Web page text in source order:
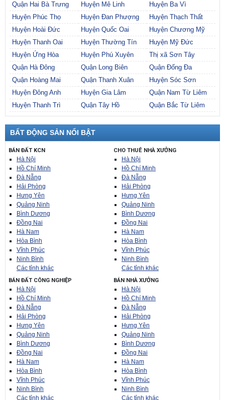
Quận Hai Bà Trưng
Huyện Mê Linh
Huyện Ba Vì
Huyện Phúc Thọ
Huyện Đan Phượng
Huyện Thạch Thất
Huyện Hoài Đức
Huyện Quốc Oai
Huyện Chương Mỹ
Huyện Thanh Oai
Huyện Thường Tín
Huyện Mỹ Đức
Huyện Ứng Hòa
Huyện Phú Xuyên
Thị xã Sơn Tây
Quận Hà Đông
Quận Long Biên
Quận Đống Đa
Quận Hoàng Mai
Quận Thanh Xuân
Huyện Sóc Sơn
Huyện Đông Anh
Huyện Gia Lâm
Quận Nam Từ Liêm
Huyện Thanh Trì
Quận Tây Hồ Quận Bắc Từ Liêm
BẤT ĐỘNG SẢN NỔI BẬT
BÁN ĐẤT KCN
Hà Nội
Hồ Chí Minh
Đà Nẵng
Hải Phòng
Hưng Yên
Quảng Ninh
Bình Dương
Đồng Nai
Hà Nam
Hòa Bình
Vĩnh Phúc
Ninh Bình
Các tỉnh khác
CHO THUÊ NHÀ XƯỞNG
Hà Nội
Hồ Chí Minh
Đà Nẵng
Hải Phòng
Hưng Yên
Quảng Ninh
Bình Dương
Đồng Nai
Hà Nam
Hòa Bình
Vĩnh Phúc
Ninh Bình
Các tỉnh khác
BÁN ĐẤT CÔNG NGHIỆP
Hà Nội
Hồ Chí Minh
Đà Nẵng
Hải Phòng
Hưng Yên
Quảng Ninh
Bình Dương
Đồng Nai
Hà Nam
Hòa Bình
Vĩnh Phúc
Ninh Bình
Các tỉnh khác
BÁN NHÀ XƯỞNG
Hà Nội
Hồ Chí Minh
Đà Nẵng
Hải Phòng
Hưng Yên
Quảng Ninh
Bình Dương
Đồng Nai
Hà Nam
Hòa Bình
Vĩnh Phúc
Ninh Bình
Các tỉnh khác